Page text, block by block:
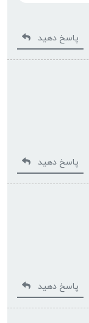
پاسخ دهید
پاسخ دهید
پاسخ دهید